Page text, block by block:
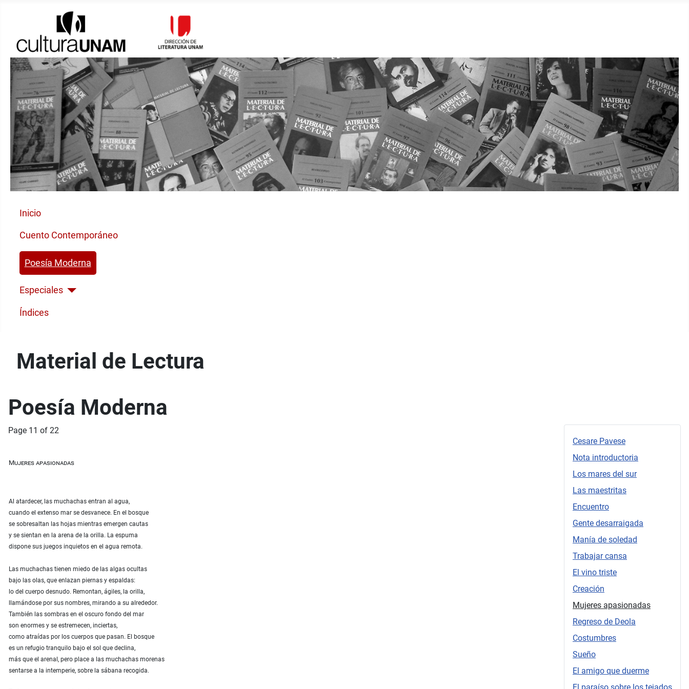
Inicio
Cuento Contemporáneo
Poesía Moderna
Especiales
Índices
Material de Lectura
Poesía Moderna
Cesare Pavese
Nota introductoria
Los mares del sur
Las maestritas
Encuentro
Gente desarraigada
Manía de soledad
Trabajar cansa
El vino triste
Creación
Mujeres apasionadas
Regreso de Deola
Costumbres
Sueño
El amigo que duerme
Page 11 of 22
Mujeres apasionadas
Al atardecer, las muchachas entran al agua,
cuando el extenso mar se desvanece. En el bosque
se sobresaltan las hojas mientras emergen cautas
y se sientan en la arena de la orilla. La espuma
dispone sus juegos inquietos en el agua remota.
Las muchachas tienen miedo de las algas ocultas
bajo las olas, que enlazan piernas y espaldas:
lo del cuerpo desnudo. Remontan, ágiles, la orilla,
llamándose por sus nombres, mirando a su alrededor.
También las sombras en el oscuro fondo del mar
son enormes y se estremecen, inciertas,
como atraídas por los cuerpos que pasan. El bosque
es un refugio tranquilo bajo el sol que declina,
más que el arenal, pero place a las muchachas morenas
sentarse a la intemperie, sobre la sábana recogida.